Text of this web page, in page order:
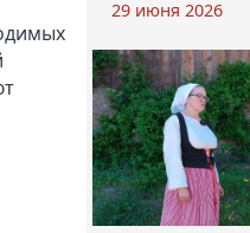
29 июня 2026